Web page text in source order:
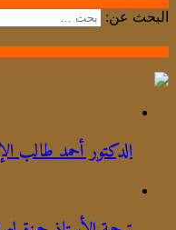
البحث عن:
الدكتور أحمد طالب